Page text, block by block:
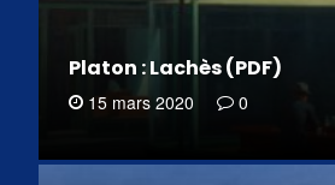
Platon : Lachès (PDF)
15 mars 2020 0